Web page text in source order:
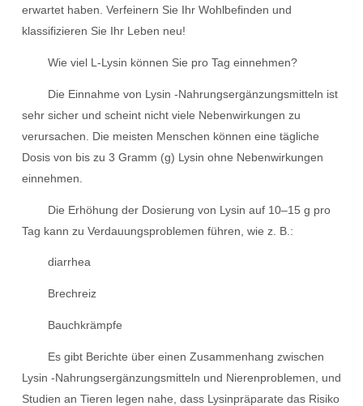
erwartet haben. Verfeinern Sie Ihr Wohlbefinden und
klassifizieren Sie Ihr Leben neu!
Wie viel L-Lysin können Sie pro Tag einnehmen?
Die Einnahme von Lysin -Nahrungsergänzungsmitteln ist
sehr sicher und scheint nicht viele Nebenwirkungen zu
verursachen. Die meisten Menschen können eine tägliche
Dosis von bis zu 3 Gramm (g) Lysin ohne Nebenwirkungen
einnehmen.
Die Erhöhung der Dosierung von Lysin auf 10–15 g pro
Tag kann zu Verdauungsproblemen führen, wie z. B.:
diarrhea
Brechreiz
Bauchkrämpfe
Es gibt Berichte über einen Zusammenhang zwischen
Lysin -Nahrungsergänzungsmitteln und Nierenproblemen, und
Studien an Tieren legen nahe, dass Lysinpräparate das Risiko